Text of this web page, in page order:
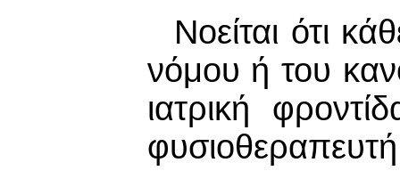
Νοείται ότι
νόμου ή του
ιατρική